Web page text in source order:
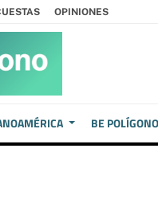
OPINIONES
BE POLÍGONO